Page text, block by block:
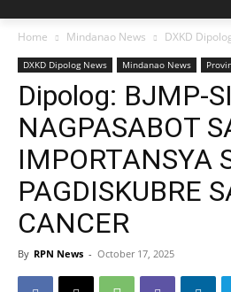
Home Mindanao News DXKD
DXKD Dipolog News Mindanao News
Dipolog: BJMP-
NAGPASABOT
IMPORTANSYA
PAGDISKUBRE
CANCER
By RPN News - October 17, 2025